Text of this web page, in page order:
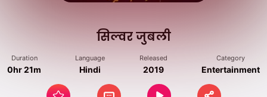
सिल्वर जुबली
Duration
0hr 21m
Language
Hindi
Released
2019
Category
Entertainment